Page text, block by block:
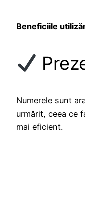
Beneficiile
Numerele sunt
urmărit, ceea ce
mai eficient.